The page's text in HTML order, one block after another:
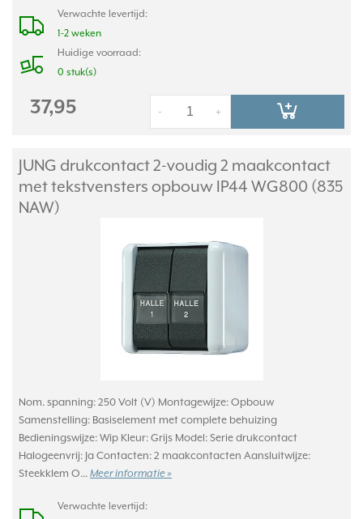
Verwachte levertijd:
1-2 weken
Huidige voorraad:
0 stuk(s)
37,95 +
-
JUNG drukcontact 2-voudig 2 maakcontact
met tekstvensters opbouw IP44 WG800 (835
NAW)
Nom. spanning: 250 Volt (V) Montagewijze: Opbouw
Samenstelling: Basiselement met complete behuizing
Bedieningswijze: Wip Kleur: Grijs Model: Serie drukcontact
Halogeenvrij: Ja Contacten: 2 maakcontacten Aansluitwijze:
Steekklem O... Meer informatie »
Verwachte levertijd: